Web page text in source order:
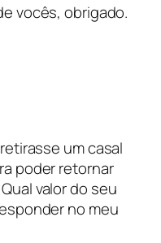
vocês, obrigado.
um casal
poder retornar
valor do seu
no meu